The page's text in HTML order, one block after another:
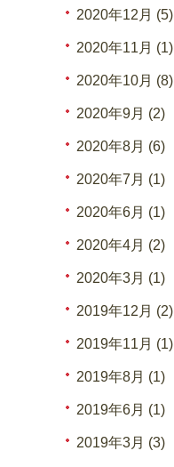
2020年12月 (5)
2020年11月 (1)
2020年10月 (8)
2020年9月 (2)
2020年8月 (6)
2020年7月 (1)
2020年6月 (1)
2020年4月 (2)
2020年3月 (1)
2019年12月 (2)
2019年11月 (1)
2019年8月 (1)
2019年6月 (1)
2019年3月 (3)